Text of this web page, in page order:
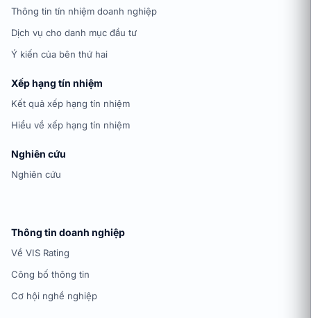
Thông tin tín nhiệm doanh nghiệp
Dịch vụ cho danh mục đầu tư
Ý kiến của bên thứ hai
Xếp hạng tín nhiệm
Kết quả xếp hạng tín nhiệm
Hiểu về xếp hạng tín nhiệm
Nghiên cứu
Nghiên cứu
Thông tin doanh nghiệp
Về VIS Rating
Công bố thông tin
Cơ hội nghề nghiệp